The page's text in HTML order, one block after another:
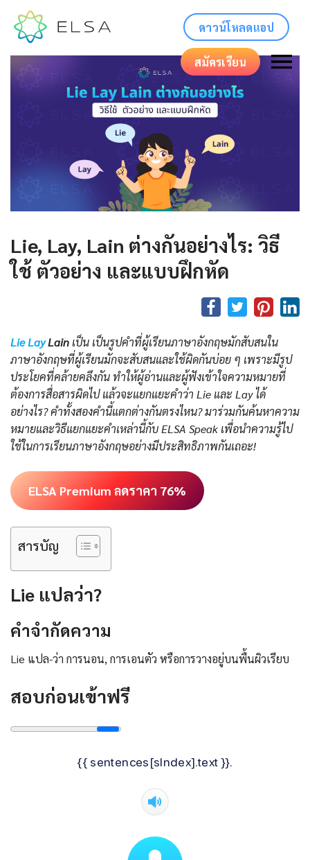
ดาวน์โหลดแอป
สมัครเรียน
Lie, Lay, Lain ต่างกันอย่างไร: วิธี
ใช้ ตัวอย่าง และแบบฝึกหัด
Lie LayLainเป็น เป็นรูปคำที่ผู้เรียนภาษาอังกฤษมักสับสนใน
ภาษาอังกฤษที่ผู้เรียนมักจะสับสนและใช้ผิดกันบ่อย ๆ เพราะมีรูป
ประโยคที่คล้ายคลึงกัน ทำให้ผู้อ่านและผู้ฟังเข้าใจความหมายที่
ต้องการสื่อสารผิดไป แล้วจะแยกแยะคำว่า Lie และ Lay ได้
อย่างไร? คำทั้งสองคำนี้แตกต่างกันตรงไหน? มาร่วมกันค้นหาความ
หมายและวิธีแยกแยะคำเหล่านี้กับ ELSA Speak เพื่อนำความรู้ไป
ใช้ในการเรียนภาษาอังกฤษอย่างมีประสิทธิภาพกันเถอะ!
ELSA Premium ลดราคา 76%
สารบัญ
Lie แปลว่า?
คําจํากัดความ
Lie แปล-ว่า การนอน, การเอนตัว หรือการวางอยู่บนพื้นผิวเรียบ
สอบก่อนเข้าฟรี
{{ sentences[sIndex].text }}.